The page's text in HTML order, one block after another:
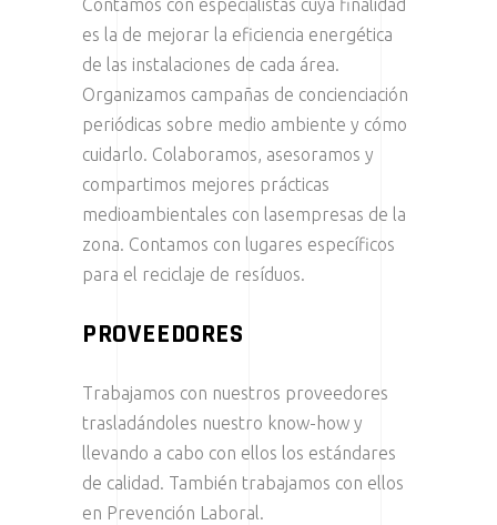
Contamos con especialistas cuya finalidad
es la de mejorar la eficiencia energética
de las instalaciones de cada área.
Organizamos campañas de concienciación
periódicas sobre medio ambiente y cómo
cuidarlo. Colaboramos, asesoramos y
compartimos mejores prácticas
medioambientales con lasempresas de la
zona. Contamos con lugares específicos
para el reciclaje de resíduos.
PROVEEDORES
Trabajamos con nuestros proveedores
trasladándoles nuestro know-how y
llevando a cabo con ellos los estándares
de calidad. También trabajamos con ellos
en Prevención Laboral.